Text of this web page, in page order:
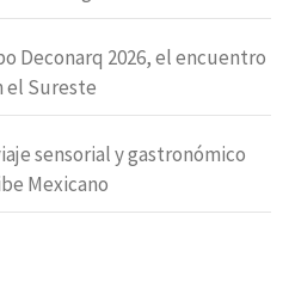
Deconarq 2026, el encuentro
el Sureste
sensorial y gastronómico
Mexicano